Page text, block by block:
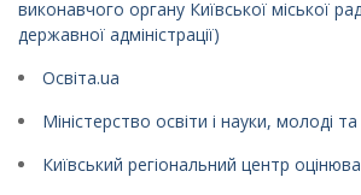
виконавчого органу Київської міської
державної адміністрації)
Освіта.ua
Міністерство освіти і науки, молоді
Київський регіональний центр